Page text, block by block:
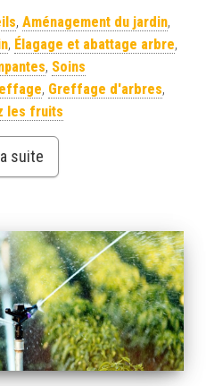
, Aménagement du jardin,
, Élagage et abattage arbre,
, Soins
, Greffage d'arbres,
les fruits
suite